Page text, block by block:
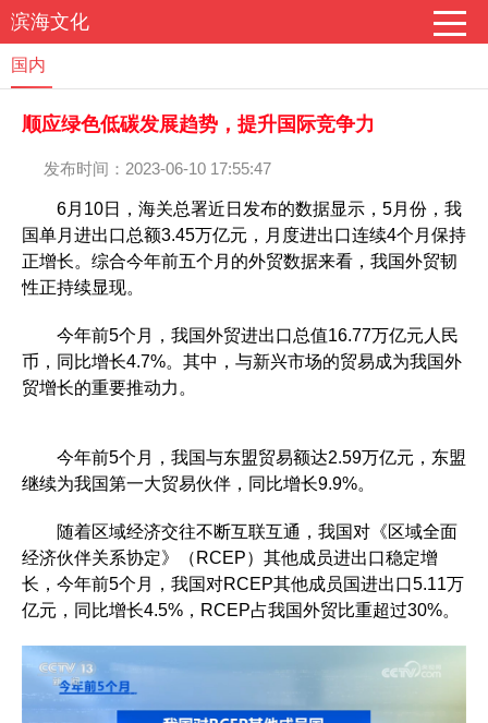
滨海文化
国内
顺应绿色低碳发展趋势，提升国际竞争力
发布时间：2023-06-10 17:55:47
6月10日，海关总署近日发布的数据显示，5月份，我
国单月进出口总额3.45万亿元，月度进出口连续4个月保持
正增长。综合今年前五个月的外贸数据来看，我国外贸韧
性正持续显现。
今年前5个月，我国外贸进出口总值16.77万亿元人民
币，同比增长4.7%。其中，与新兴市场的贸易成为我国外
贸增长的重要推动力。
今年前5个月，我国与东盟贸易额达2.59万亿元，东盟
继续为我国第一大贸易伙伴，同比增长9.9%。
随着区域经济交往不断互联互通，我国对《区域全面
经济伙伴关系协定》（RCEP）其他成员进出口稳定增
长，今年前5个月，我国对RCEP其他成员国进出口5.11万
亿元，同比增长4.5%，RCEP占我国外贸比重超过30%。